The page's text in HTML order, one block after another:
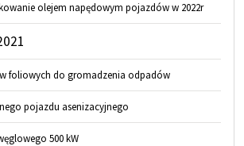
olejem napędowym pojazdów w 2022r
foliowych do gromadzenia odpadów
pojazdu asenizacyjnego
500 kW